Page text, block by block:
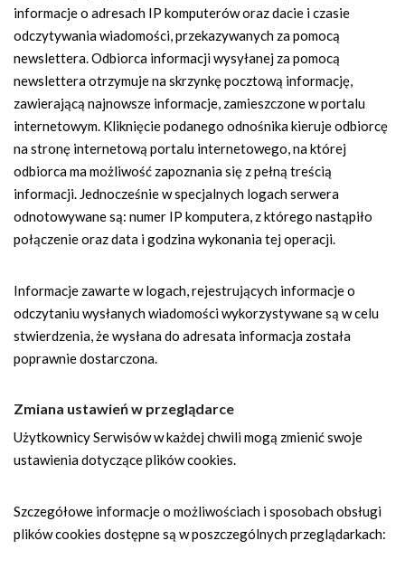
informacje o adresach IP komputerów oraz dacie i czasie
odczytywania wiadomości, przekazywanych za pomocą
newslettera. Odbiorca informacji wysyłanej za pomocą
newslettera otrzymuje na skrzynkę pocztową informację,
zawierającą najnowsze informacje, zamieszczone w portalu
internetowym. Kliknięcie podanego odnośnika kieruje odbiorcę
na stronę internetową portalu internetowego, na której
odbiorca ma możliwość zapoznania się z pełną treścią
informacji. Jednocześnie w specjalnych logach serwera
odnotowywane są: numer IP komputera, z którego nastąpiło
połączenie oraz data i godzina wykonania tej operacji.
Informacje zawarte w logach, rejestrujących informacje o
odczytaniu wysłanych wiadomości wykorzystywane są w celu
stwierdzenia, że wysłana do adresata informacja została
poprawnie dostarczona.
Zmiana ustawień w przeglądarce
Użytkownicy Serwisów w każdej chwili mogą zmienić swoje
ustawienia dotyczące plików cookies.
Szczegółowe informacje o możliwościach i sposobach obsługi
plików cookies dostępne są w poszczególnych przeglądarkach: